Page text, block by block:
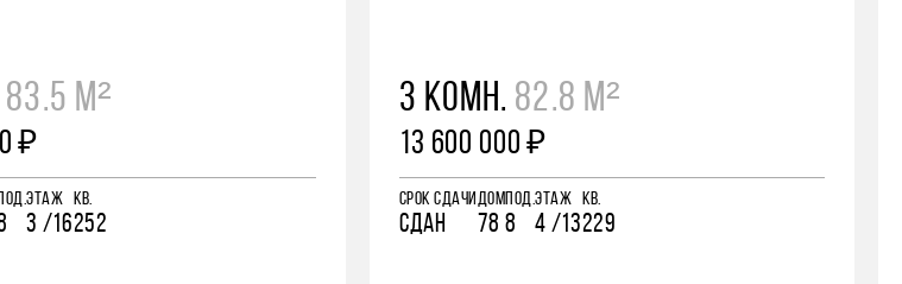
83.5 М²
₽
ПОД.ЭТАЖ
3 /16
КВ.
252
3 КОМН. 82.8 М²
13 600 000 ₽
СРОК СДАЧИ
СДАН
ДОМ
78
ПОД.
8
ЭТАЖ
4 /13
КВ.
229